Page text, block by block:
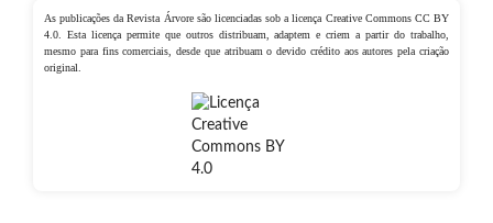
As publicações da Revista Árvore são licenciadas sob a licença Creative Commons CC BY
4.0. Esta licença permite que outros distribuam, adaptem e criem a partir do trabalho,
mesmo para fins comerciais, desde que atribuam o devido crédito aos autores pela criação
original.